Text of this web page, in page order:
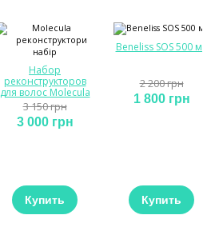
Набор
реконструкторов
для волос Molecula
3 150 грн
3 000 грн
Купить
Beneliss SOS 500 мл
2 200 грн
1 800 грн
Купить